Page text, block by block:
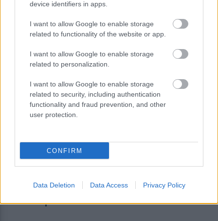
device identifiers in apps.
I want to allow Google to enable storage
related to functionality of the website or app.
I want to allow Google to enable storage
related to personalization.
I want to allow Google to enable storage
related to security, including authentication
functionality and fraud prevention, and other
user protection.
CONFIRM
Data Deletion Data Access Privacy Policy
|| Διεθνή
στα social media για τη διαχείριση των
οικονομικών